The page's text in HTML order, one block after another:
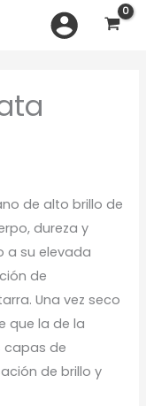
de alto brillo de
dureza y
a su elevada
de
Una vez seco
que la de la
capas de
de brillo y